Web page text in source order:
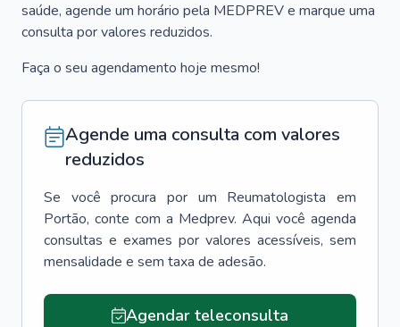
saúde, agende um horário pela MEDPREV e marque uma
consulta por valores reduzidos.
Faça o seu agendamento hoje mesmo!
Agende uma consulta com valores
reduzidos
Se você procura por um Reumatologista em
Portão, conte com a Medprev. Aqui você agenda
consultas e exames por valores acessíveis, sem
mensalidade e sem taxa de adesão.
Agendar teleconsulta